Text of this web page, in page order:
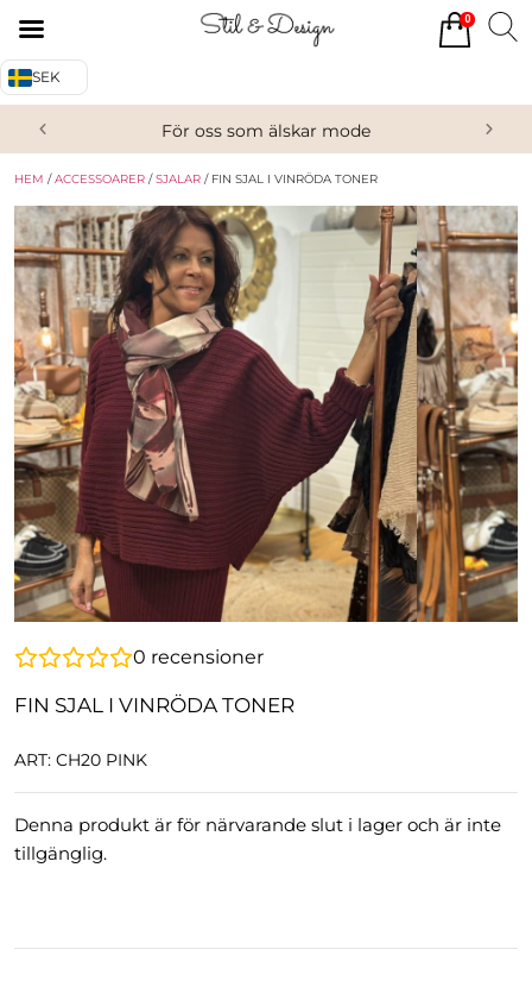
SEK
För oss som älskar mode
HEM /ACCESSOARER /SJALAR / FIN SJAL I VINRÖDA TONER
0 recensioner
FIN SJAL I VINRÖDA TONER
ART: CH20 PINK
Denna produkt är för närvarande slut i lager och är inte
tillgänglig.
0
Alla produkter
Accessoarer
Skor/Stövlar
Om oss